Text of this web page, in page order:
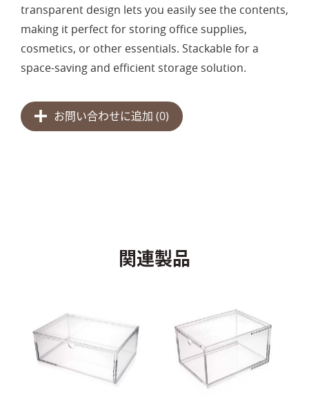
transparent design lets you easily see the contents,
making it perfect for storing office supplies,
cosmetics, or other essentials. Stackable for a
space-saving and efficient storage solution.
お問い合わせに追加 (0)
関連製品